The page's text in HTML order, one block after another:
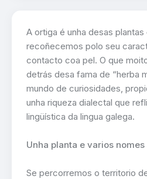
A ortiga é unha desas
recoñecemos polo seu
contacto coa pel. O que
detrás desa fama de “herba
mundo de curiosidades,
unha riqueza dialectal que
lingüística da lingua galega.
Unha planta e varios nomes
Se percorremos o territorio